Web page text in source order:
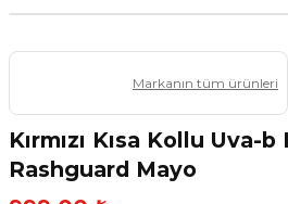
Markanın tüm ürünleri
Kırmızı Kısa Kollu Uva-b
Rashguard Mayo